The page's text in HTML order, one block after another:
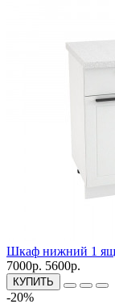
Шкаф нижний 1
7000р. 5600р.
КУПИТЬ
-20%